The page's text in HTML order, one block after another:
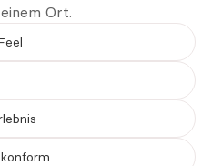
Ort.